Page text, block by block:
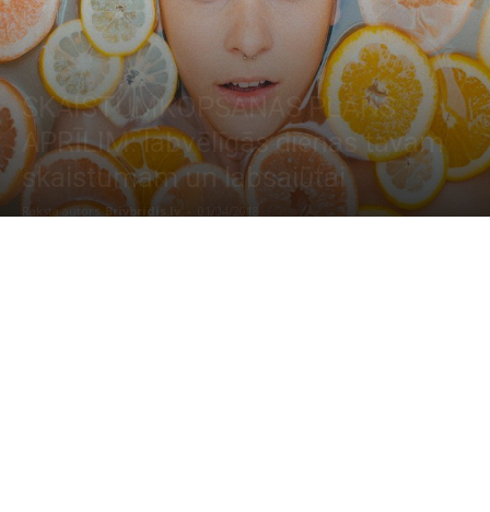
SKAISTUMKOPŠANAS PLĀNS
APRĪLIM: labvēlīgās dienas tavam
skaistumam un labsajūtai
Raksta autors Brivbridis.lv